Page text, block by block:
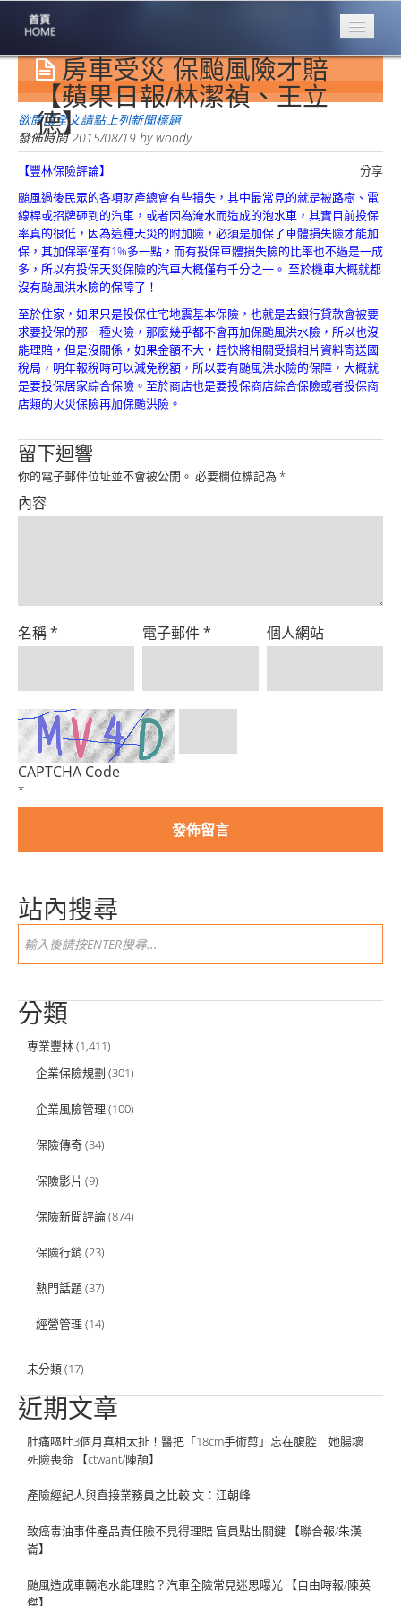
專業豐林
Professional
保險大家談
1386集
台灣商業保險
第一品牌
關於豐林
About
服務項目
Service
火災保額
估算系統
商品簡介
Product
房車受災 保颱風險才賠
【蘋果日報/林潔禎、王立
德】
欲閱讀全文請點上列新聞標題
發佈時間2015/08/19 bywoody
分享
【豐林保險評論】
颱風過後民眾的各項財產總會有些損失，其中最常見的就是被路樹、電
線桿或招牌砸到的汽車，或者因為淹水而造成的泡水車，其實目前投保
率真的很低，因為這種天災的附加險，必須是加保了車體損失險才能加
保，其加保率僅有1%多一點，而有投保車體損失險的比率也不過是一成
多，所以有投保天災保險的汽車大概僅有千分之一。 至於機車大概就都
沒有颱風洪水險的保障了！
至於住家，如果只是投保住宅地震基本保險，也就是去銀行貸款會被要
求要投保的那一種火險，那麼幾乎都不會再加保颱風洪水險，所以也沒
能理賠，但是沒關係，如果金額不大，趕快將相關受損相片資料寄送國
稅局，明年報稅時可以減免稅額，所以要有颱風洪水險的保障，大概就
是要投保居家綜合保險。至於商店也是要投保商店綜合保險或者投保商
店類的火災保險再加保颱洪險。
留下迴響
你的電子郵件位址並不會被公開。 必要欄位標記為 *
內容
名稱* 電子郵件* 個人網站
CAPTCHA Code
*
站內搜尋
分類
專業豐林(1,411)
企業保險規劃 (301)
企業風險管理 (100)
保險傳奇(34)
保險影片 (9)
保險新聞評論(874)
保險行銷 (23)
熱門話題(37)
經營管理 (14)
未分類(17)
近期文章
肚痛嘔吐3個月真相太扯！醫把「18cm手術剪」忘在腹腔 她腸壞
死險喪命 【ctwant/陳頡】
產險經紀人與直接業務員之比較 文：江朝峰
致癌毒油事件產品責任險不見得理賠 官員點出關鍵 【聯合報/朱漢
崙】
颱風造成車輛泡水能理賠？汽車全險常見迷思曝光 【自由時報/陳英
傑】